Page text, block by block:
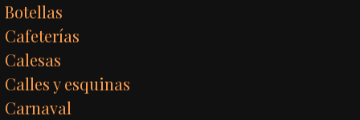
Botellas
Cafeterías
Calesas
Calles y esquinas
Carnaval